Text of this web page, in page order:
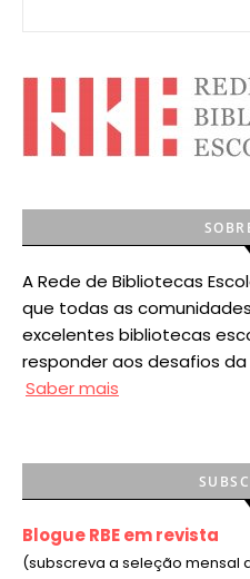
A Rede de Bibliotecas
que todas as
excelentes bibliotecas
responder aos desafios
Saber mais
Blogue RBE em revista
(subscreva a seleção mensal